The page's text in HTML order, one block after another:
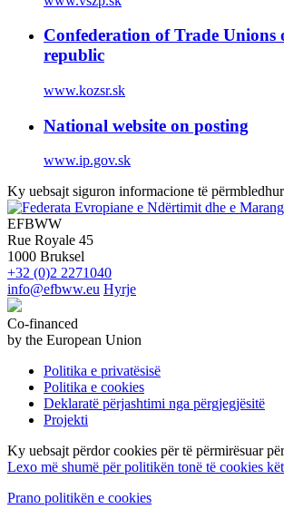
Confederation of Trade Unions
republic
www.kozsr.sk
National website on posting
www.ip.gov.sk
Ky uebsajt siguron informacione të
EFBWW
Rue Royale 45
1000 Bruksel
+32 (0)2 2271040
info@efbww.eu Hyrje
Co-financed
by the European Union
Politika e privatësisë
Politika e cookies
Deklaratë përjashtimi nga përgjegjësitë
Projekti
Ky uebsajt përdor cookies për të përmirësuar
Lexo më shumë për politikën tonë të cookies
Prano politikën e cookies